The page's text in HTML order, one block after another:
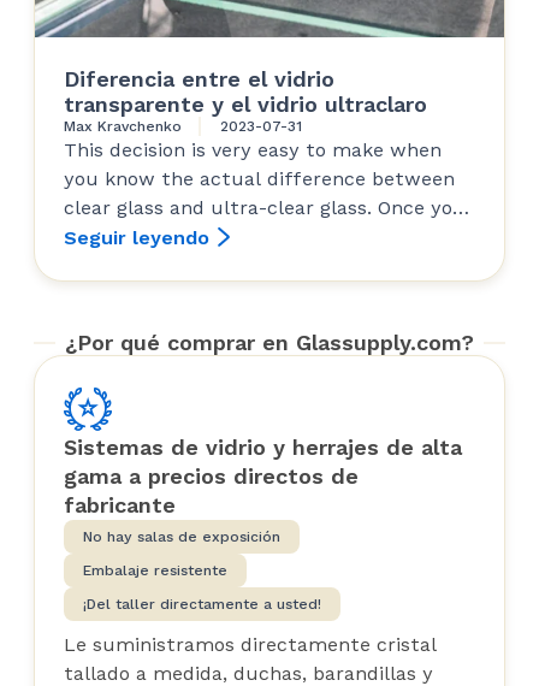
Diferencia entre el vidrio
transparente y el vidrio ultraclaro
Max Kravchenko 2023-07-31
This decision is very easy to make when
you know the actual difference between
clear glass and ultra-clear glass. Once you
do see...
Seguir leyendo
¿Por qué comprar en Glassupply.com?
Sistemas de vidrio y herrajes de alta
gama a precios directos de
fabricante
No hay salas de exposición
Embalaje resistente
¡Del taller directamente a usted!
Le suministramos directamente cristal
tallado a medida, duchas, barandillas y